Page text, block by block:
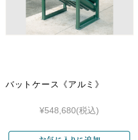
バットケース《アルミ》
¥548,680(税込)